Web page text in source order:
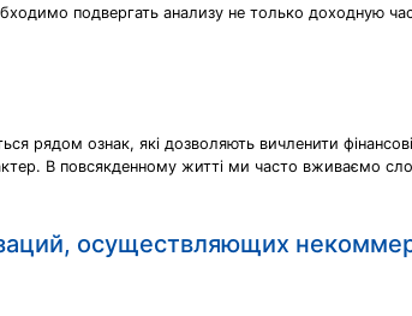
подвергать анализу не только доходную
рядом ознак, які дозволяють вичленити
В повсякденному житті ми часто вживаємо
осуществляющих